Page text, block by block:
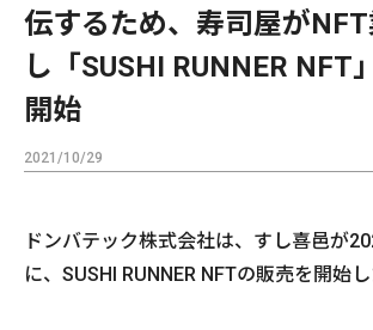
伝するため、寿司屋が
し「SUSHI RUNNER NFT
開始
2021/10/29
ドンバテック株式会社は、すし喜邑が
に、SUSHI RUNNER NFTの販売を開始